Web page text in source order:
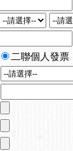
二聯個人發票